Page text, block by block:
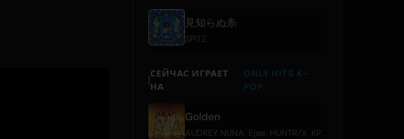
見知らぬ糸
SPITZ
СЕЙЧАС ИГРАЕТ
НА
ONLY HITS K-
POP
Golden
AUDREY NUNA Ejae HUNTR/X KPop Demon Hunters Cast